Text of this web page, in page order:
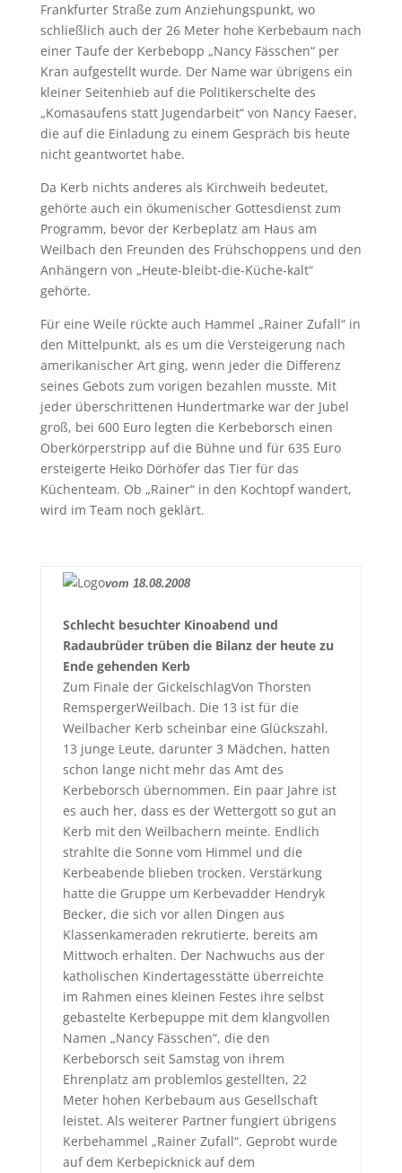
Frankfurter Straße zum Anziehungspunkt, wo
schließlich auch der 26 Meter hohe Kerbebaum nach
einer Taufe der Kerbebopp „Nancy Fässchen“ per
Kran aufgestellt wurde. Der Name war übrigens ein
kleiner Seitenhieb auf die Politikerschelte des
„Komasaufens statt Jugendarbeit“ von Nancy Faeser,
die auf die Einladung zu einem Gespräch bis heute
nicht geantwortet habe.
Da Kerb nichts anderes als Kirchweih bedeutet,
gehörte auch ein ökumenischer Gottesdienst zum
Programm, bevor der Kerbeplatz am Haus am
Weilbach den Freunden des Frühschoppens und den
Anhängern von „Heute-bleibt-die-Küche-kalt“
gehörte.
Für eine Weile rückte auch Hammel „Rainer Zufall“ in
den Mittelpunkt, als es um die Versteigerung nach
amerikanischer Art ging, wenn jeder die Differenz
seines Gebots zum vorigen bezahlen musste. Mit
jeder überschrittenen Hundertmarke war der Jubel
groß, bei 600 Euro legten die Kerbeborsch einen
Oberkörperstripp auf die Bühne und für 635 Euro
ersteigerte Heiko Dörhöfer das Tier für das
Küchenteam. Ob „Rainer“ in den Kochtopf wandert,
wird im Team noch geklärt.
vom 18.08.2008
Schlecht besuchter Kinoabend und
Radaubrüder trüben die Bilanz der heute zu
Ende gehenden Kerb
Zum Finale der GickelschlagVon Thorsten
RemspergerWeilbach. Die 13 ist für die
Weilbacher Kerb scheinbar eine Glückszahl.
13 junge Leute, darunter 3 Mädchen, hatten
schon lange nicht mehr das Amt des
Kerbeborsch übernommen. Ein paar Jahre ist
es auch her, dass es der Wettergott so gut an
Kerb mit den Weilbachern meinte. Endlich
strahlte die Sonne vom Himmel und die
Kerbeabende blieben trocken. Verstärkung
hatte die Gruppe um Kerbevadder Hendryk
Becker, die sich vor allen Dingen aus
Klassenkameraden rekrutierte, bereits am
Mittwoch erhalten. Der Nachwuchs aus der
katholischen Kindertagesstätte überreichte
im Rahmen eines kleinen Festes ihre selbst
gebastelte Kerbepuppe mit dem klangvollen
Namen „Nancy Fässchen“, die den
Kerbeborsch seit Samstag von ihrem
Ehrenplatz am problemlos gestellten, 22
Meter hohen Kerbebaum aus Gesellschaft
leistet. Als weiterer Partner fungiert übrigens
Kerbehammel „Rainer Zufall“. Geprobt wurde
auf dem Kerbepicknick auf dem